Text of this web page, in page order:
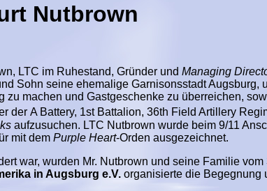
Nutbrown
LTC im Ruhestand, Gründer und Managing
Sohn seine ehemalige Garnisonsstadt Augsburg,
zu machen und Gastgeschenke zu überreichen,
der A Battery, 1stBattalion, 36th Field Artillery
aufzusuchen. LTC Nutbrown wurde beim 9/11
mit dem Purple Heart-Orden ausgezeichnet.
war, wurden Mr. Nutbrown und seine Familie vom
in Augsburg e.V. organisierte die Begegnung